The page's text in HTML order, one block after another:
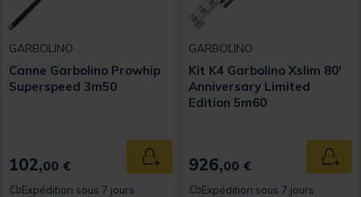
GARBOLINO
Canne Garbolino Prowhip
Superspeed 3m50
102,00 € Ajouter au panier
Expédition sous 7 jours
GARBOLINO
Kit K4 Garbolino Xslim 80'
Anniversary Limited
Edition 5m60
926,00 €
Expédition sous 7 jours